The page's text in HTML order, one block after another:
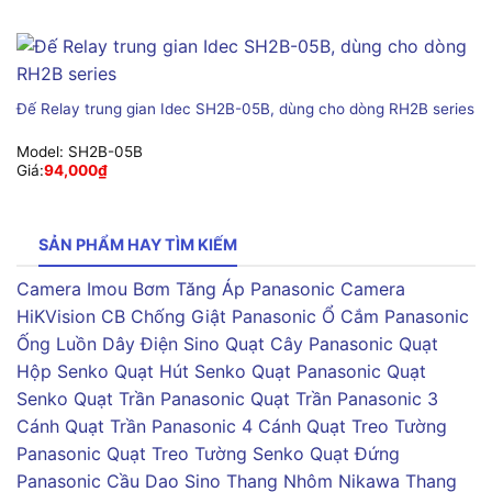
Đế Relay trung gian Idec SH2B-05B, dùng cho dòng RH2B series
Model: SH2B-05B
Giá:94,000₫
SẢN PHẨM HAY TÌM KIẾM
Camera Imou Bơm Tăng Áp Panasonic Camera
HiKVision CB Chống Giật Panasonic Ổ Cắm Panasonic
Ống Luồn Dây Điện Sino Quạt Cây Panasonic Quạt
Hộp Senko Quạt Hút Senko Quạt Panasonic Quạt
Senko Quạt Trần Panasonic Quạt Trần Panasonic 3
Cánh Quạt Trần Panasonic 4 Cánh Quạt Treo Tường
Panasonic Quạt Treo Tường Senko Quạt Đứng
Panasonic Cầu Dao Sino Thang Nhôm Nikawa Thang